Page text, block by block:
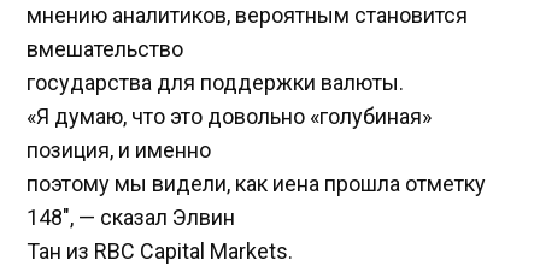
мнению аналитиков, вероятным становится
вмешательство
государства для поддержки валюты.
«Я думаю, что это довольно «голубиная»
позиция, и именно
поэтому мы видели, как иена прошла отметку
148″, — сказал Элвин
Тан из RBC Capital Markets.